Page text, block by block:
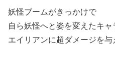
妖怪ブームがきっかけで
自ら妖怪へと姿を変えたキャ
エイリアンに超ダメージを与